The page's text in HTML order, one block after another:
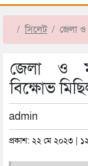
সিলেট জেলা
জেলা ও
বিক্ষোভ
admin
প্রকাশ: ২২ মে ২০২৩ |